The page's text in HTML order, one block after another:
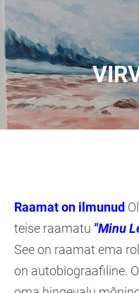
Raamat on ilmunud
teise raamatu "Minu
See on raamat ema
on autobiograafiline.